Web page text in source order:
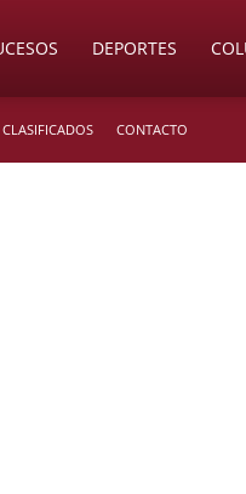
DEPORTES
CLASIFICADOS CONTACTO